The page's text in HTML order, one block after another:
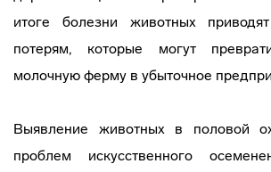
итоге болезни животных
потерям, которые могут
молочную ферму в убыточное
Выявление животных в половой
проблем искусственного